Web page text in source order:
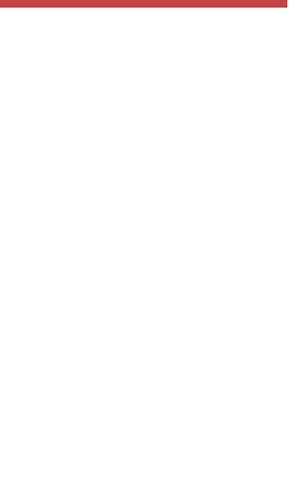
2:07.88 Q
м
м комбинированная
данных или имеете
внесите изменения